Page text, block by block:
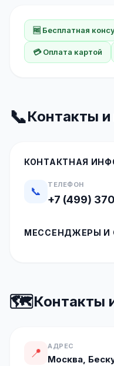
🆓 Бесплатная
💳 Оплата картой
📞Контакты
КОНТАКТНАЯ
📞
ТЕЛЕФОН
+7 (499)
МЕССЕНДЖЕРЫ И
🗺️Контакты
📍 АДРЕС
Москва,